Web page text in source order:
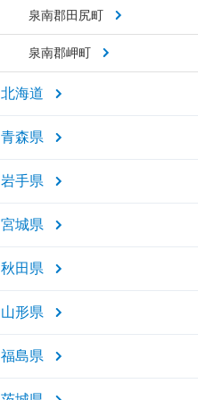
泉南郡田尻町
泉南郡岬町
北海道
青森県
岩手県
宮城県
秋田県
山形県
福島県